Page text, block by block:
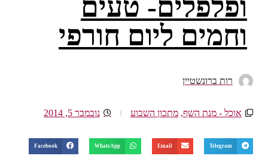
ופלפלים- טעים
וחמים ליום חורפי
רות ברונשטיין
אוכל - מנת השף, מתכון השבוע נובמבר 5, 2014
Telegram
Email
WhatsApp
Facebook